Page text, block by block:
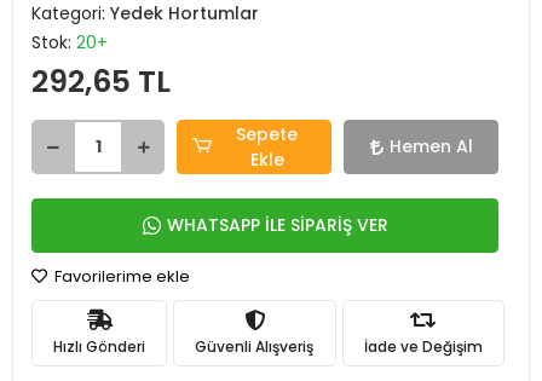
Kategori: Yedek Hortumlar
Stok: 20+
292,65 TL
Sepete
Ekle
Hemen Al
WHATSAPP İLE SİPARİŞ VER
Favorilerime ekle
Hızlı Gönderi Güvenli Alışveriş İade ve Değişim